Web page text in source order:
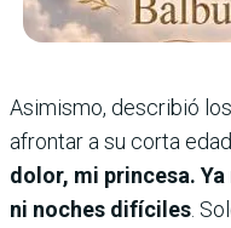
Asimismo, describió
afrontar a su corta
dolor, mi princesa.
ni noches difíciles .